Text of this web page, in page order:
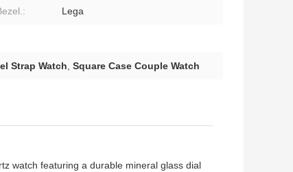
Lega
Strap Watch, Square Case Couple Watch
watch featuring a durable mineral glass dial